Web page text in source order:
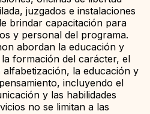
juzgados e instalaciones
brindar capacitación para
y personal del programa.
abordan la educación y
formación del carácter, el
la educación y
incluyendo el
y las habilidades
no se limitan a las